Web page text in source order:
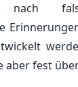
aber fest